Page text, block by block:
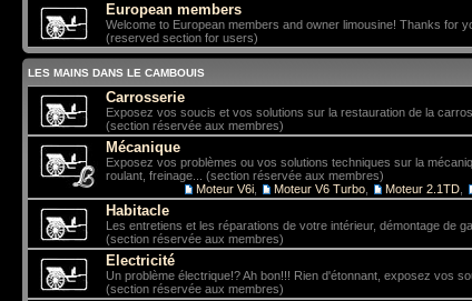
European members
Welcome to European members and owner limousine! Thanks for
(reserved section for users)
LES MAINS DANS LE CAMBOUIS
Carrosserie
Exposez vos soucis et vos solutions sur la restauration de la
(section réservée aux membres)
Mécanique
Exposez vos problèmes ou vos solutions techniques sur la
roulant, freinage... (section réservée aux membres)
Moteur V6i Moteur V6 Turbo Moteur 2.1TD
Habitacle
Les entretiens et les réparations de votre intérieur, démontage de
(section réservée aux membres)
Electricité
Un problème électrique!? Ah bon!!! Rien d'étonnant, exposez vos
(section réservée aux membres)